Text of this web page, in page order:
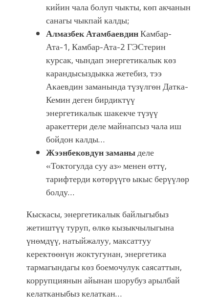
кийин чала болуп чыкты, көп акчанын
санагы чыкпай калды;
Алмазбек АтамбаевдинКамбар-
Ата-1, Камбар-Ата-2 ГЭСтерин
курсак, чындап энергетикалык көз
карандысыздыкка жетебиз, тээ
Акаевдин заманында түзүлгөн Датка-
Кемин деген бирдиктүү
энергетикалык шакекче түзүү
аракеттери деле майнапсыз чала иш
бойдон калды…
Жээнбековдун заманыделе
«Токтогулда суу аз» менен өттү,
тарифтерди көтөрүүгө ыкыс берүүлөр
болду…
Кыскасы, энергетикалык байлыгыбыз
жетиштүү туруп, өлкө кызыкчылыгына
үнөмдүү, натыйжалуу, максаттуу
керектөөнүн жоктугунан, энергетика
тармагындагы көз боемочулук саясаттын,
коррупциянын айынан шорубуз арылбай
келатканыбыз келаткан…